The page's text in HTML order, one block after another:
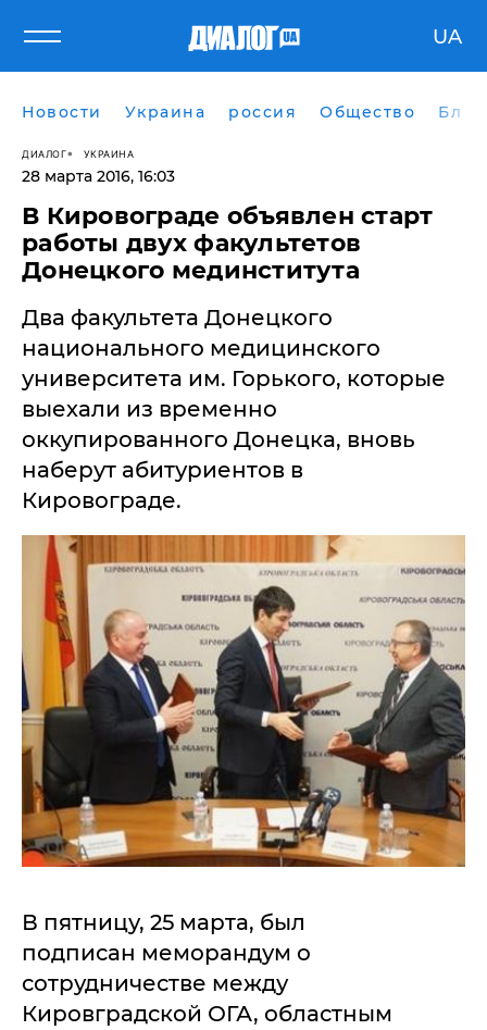
UA
Новости Украина россия Общество
ДИАЛОГ УКРАИНА
28 марта 2016, 16:03
В Кировограде объявлен старт
работы двух факультетов
Донецкого мединститута
Два факультета Донецкого
национального медицинского
университета им. Горького, которые
выехали из временно
оккупированного Донецка, вновь
наберут абитуриентов в
Кировограде.
В пятницу, 25 марта, был
подписан меморандум о
сотрудничестве между
Кировградской ОГА, областным